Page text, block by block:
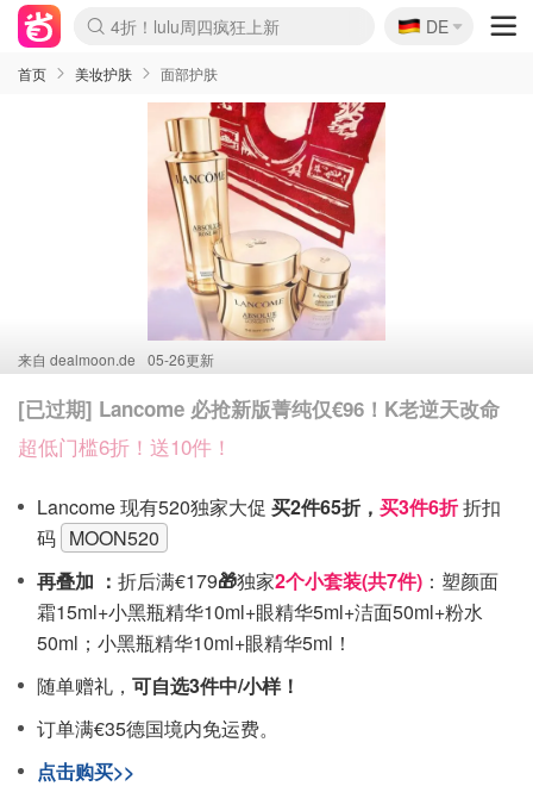
Boticinal 夏促开抢！
4折！lulu周四疯狂上新
还没结束！&OtherStories大促
Joybuy变相75折 随时失效
速领！Stanley独家85折
疑似霸哥！Camper额外叠85折
Zalando 奥莱闪促！每日更新
Moncler反季囤！5折起+叠9折
Coach Brooklyn仅€192
🇩🇪
DE
首页 美妆护肤 面部护肤
来自 dealmoon.de 05-26更新
[已过期] Lancome 必抢新版菁纯仅€96！K老逆天改命
超低门槛6折！送10件！
Lancome 现有520独家大促 买2件65折， 买3件6折折扣
码 MOON520
再叠加 ： 折后满€179🎁独家2个小套装(共7件) ：塑颜面
霜15ml+小黑瓶精华10ml+眼精华5ml+洁面50ml+粉水
50ml；小黑瓶精华10ml+眼精华5ml！
随单赠礼， 可自选3件中/小样！
订单满€35德国境内免运费。
点击购买>>